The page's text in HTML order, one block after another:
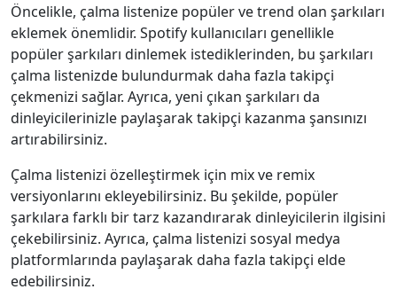
Öncelikle, çalma listenize popüler ve trend olan şarkıları
eklemek önemlidir. Spotify kullanıcıları genellikle
popüler şarkıları dinlemek istediklerinden, bu şarkıları
çalma listenizde bulundurmak daha fazla takipçi
çekmenizi sağlar. Ayrıca, yeni çıkan şarkıları da
dinleyicilerinizle paylaşarak takipçi kazanma şansınızı
artırabilirsiniz.
Çalma listenizi özelleştirmek için mix ve remix
versiyonlarını ekleyebilirsiniz. Bu şekilde, popüler
şarkılara farklı bir tarz kazandırarak dinleyicilerin ilgisini
çekebilirsiniz. Ayrıca, çalma listenizi sosyal medya
platformlarında paylaşarak daha fazla takipçi elde
edebilirsiniz.